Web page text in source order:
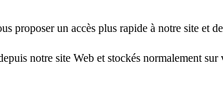
proposer un accès plus rapide à notre site et
notre site Web et stockés normalement